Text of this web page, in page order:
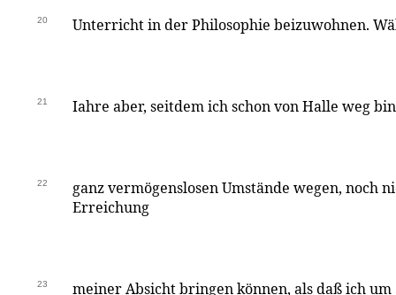
20 Unterricht in der Philosophie beizuwohnen.
21 Iahre aber, seitdem ich schon von Halle weg
22
ganz vermögenslosen Umstände wegen, noch
Erreichung
23 meiner Absicht bringen können, als daß ich um